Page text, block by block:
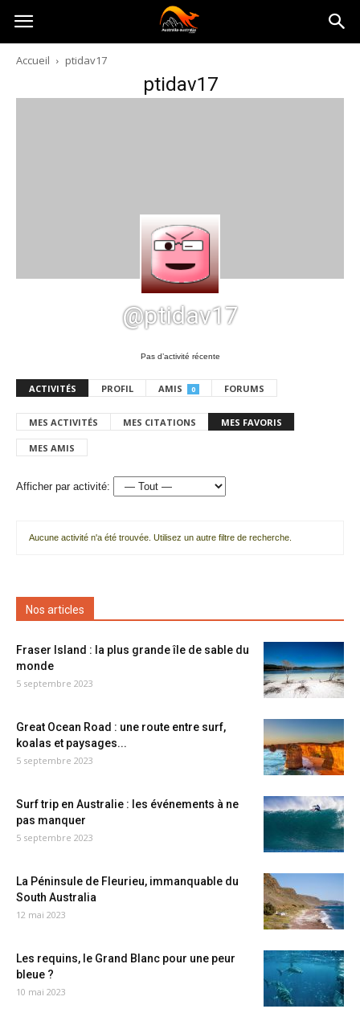
Australia-
australie.com
Accueil ptidav17
ptidav17
@ptidav17
Pas d’activité récente
ACTIVITÉS PROFIL AMIS 0 FORUMS
MES ACTIVITÉS MES CITATIONS MES FAVORIS
MES AMIS
Afficher par activité:
Aucune activité n'a été trouvée. Utilisez un autre filtre de recherche.
Nos articles
Fraser Island : la plus grande île de sable du
monde
5 septembre 2023
Great Ocean Road : une route entre surf,
koalas et paysages...
5 septembre 2023
Surf trip en Australie : les événements à ne
pas manquer
5 septembre 2023
La Péninsule de Fleurieu, immanquable du
South Australia
12 mai 2023
Les requins, le Grand Blanc pour une peur
bleue ?
10 mai 2023